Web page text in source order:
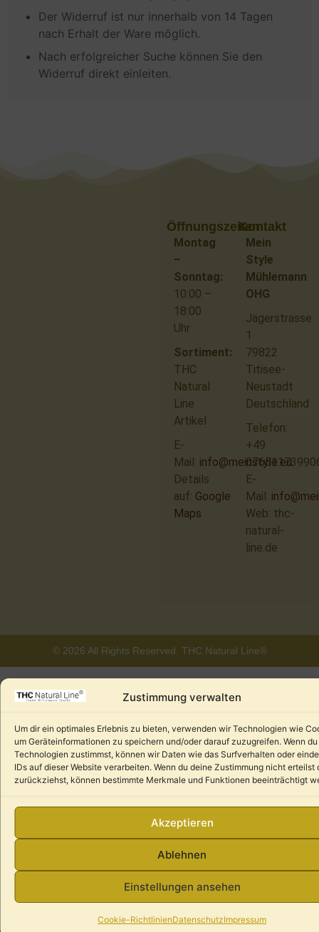
Zustimmung verwalten
Um dir ein optimales Erlebnis zu bieten, verwenden wir Technologien wie
um Geräteinformationen zu speichern und/oder darauf zuzugreifen. Wenn
Technologien zustimmst, können wir Daten wie das Surfverhalten oder
IDs auf dieser Website verarbeiten. Wenn du deine Zustimmung nicht erteilst
zurückziehst, können bestimmte Merkmale und Funktionen beeinträchtigt
Akzeptieren
Ablehnen
Einstellungen ansehen
Cookie-RichtlinienDatenschutzImpressum
Der Widerruf ist nur innerhalb von 14 Tagen
nach Erhalt der Ware möglich.
Nach erfolgreicher Suche können Sie den
Widerruf direkt einleiten.
Kontakt
Mein
Style
Mühlemann
OHG
Jägerstrasse
1
79822
Titisee-
Neustadt
Deutschland
Telefon:
+49
E-
Mail:
Web: thc-
natural-
line.de
Öffnungszeiten
Montag
–
Sonntag:
10:00 –
18:00
Uhr
Sortiment:
THC
Natural
Line
Artikel
E-
Mail: info@meinstyle.eu
Details
auf: Google
Maps
© 2026 All Rights Reserved. THC Natural Line®